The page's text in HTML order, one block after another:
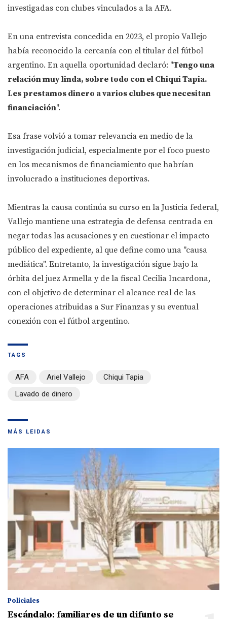
investigadas con clubes vinculados a la AFA.
En una entrevista concedida en 2023, el propio Vallejo
había reconocido la cercanía con el titular del fútbol
argentino. En aquella oportunidad declaró: "Tengo una
relación muy linda, sobre todo con el Chiqui Tapia.
Les prestamos dinero a varios clubes que necesitan
financiación".
Esa frase volvió a tomar relevancia en medio de la
investigación judicial, especialmente por el foco puesto
en los mecanismos de financiamiento que habrían
involucrado a instituciones deportivas.
Mientras la causa continúa su curso en la Justicia federal,
Vallejo mantiene una estrategia de defensa centrada en
negar todas las acusaciones y en cuestionar el impacto
público del expediente, al que define como una "causa
mediática". Entretanto, la investigación sigue bajo la
órbita del juez Armella y de la fiscal Cecilia Incardona,
con el objetivo de determinar el alcance real de las
operaciones atribuidas a Sur Finanzas y su eventual
conexión con el fútbol argentino.
TAGS
AFA Ariel Vallejo
Chiqui Tapia
Lavado de dinero
MÁS LEIDAS
Policiales
Escándalo: familiares de un difunto se